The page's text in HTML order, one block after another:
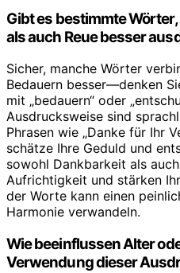
Gibt es bestimmte
als auch Reue besser
Sicher, manche Wörter
Bedauern besser—denken
mit „bedauern“ oder
Ausdrucksweise sind
Phrasen wie „Danke für Ihr
schätze Ihre Geduld und
sowohl Dankbarkeit als
Aufrichtigkeit und stärken
der Worte kann einen
Harmonie verwandeln.
Wie beeinflussen Alter
Verwendung dieser